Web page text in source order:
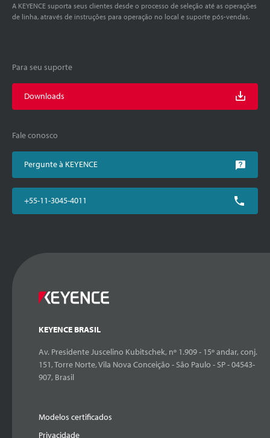
A KEYENCE suporta seus clientes desde o processo de seleção até as operações
de linha, através de instruções para operação no local e suporte pós-vendas.
Para seu suporte
Downloads
Fale conosco
Pergunte à KEYENCE
+55-11-3045-4011
KEYENCE BRASIL
Av. Presidente Juscelino Kubitschek, nº 1.909 - 15º andar, conj.
151, Torre Norte, Vila Nova Conceição - São Paulo - SP - 04543-
907, Brasil
Modelos certificados
Privacidade